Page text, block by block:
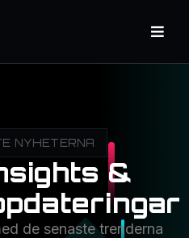
NYHETERNA
&
de senaste trenderna